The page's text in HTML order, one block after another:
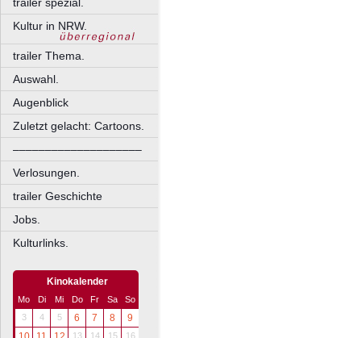
Kultur in NRW.
trailer Thema.
Auswahl.
Augenblick
Zuletzt gelacht: Cartoons.
––––––––––––––––––––
Verlosungen.
trailer Geschichte
Jobs.
Kulturlinks.
Kinokalender
Mo Di Mi Do Fr Sa
So
3
4 5 6 7 8
9
13 14 15 16